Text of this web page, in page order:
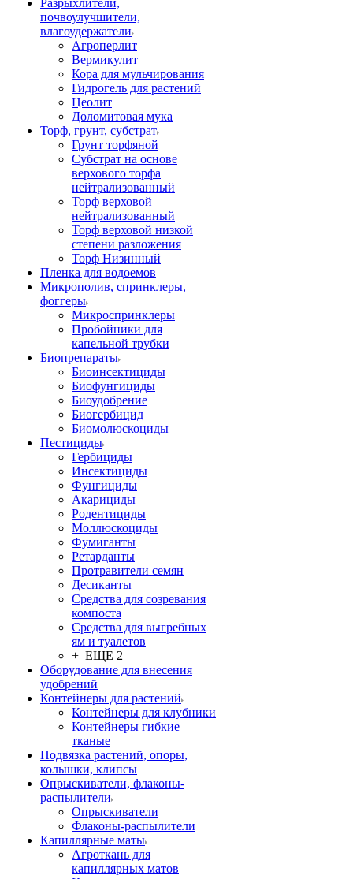
Разрыхлители,
почвоулучшители,
влагоудержатели
Агроперлит
Вермикулит
Кора для мульчирования
Гидрогель для растений
Цеолит
Доломитовая мука
Торф, грунт, субстрат
Грунт торфяной
Субстрат на основе
верхового торфа
нейтрализованный
Торф верховой
нейтрализованный
Торф верховой низкой
степени разложения
Торф Низинный
Пленка для водоемов
Микрополив, спринклеры,
фоггеры
Микроспринклеры
Пробойники для
капельной трубки
Биопрепараты
Биоинсектициды
Биофунгициды
Биоудобрение
Биогербицид
Биомолюскоциды
Пестициды
Гербициды
Инсектициды
Фунгициды
Акарициды
Родентициды
Моллюскоциды
Фумиганты
Ретарданты
Протравители семян
Десиканты
Средства для созревания
компоста
Средства для выгребных
ям и туалетов
+ ЕЩЕ 2
Оборудование для внесения
удобрений
Контейнеры для растений
Контейнеры для клубники
Контейнеры гибкие
тканые
Подвязка растений, опоры,
колышки, клипсы
Опрыскиватели, флаконы-
распылители
Опрыскиватели
Флаконы-распылители
Капиллярные маты
Агроткань для
капиллярных матов